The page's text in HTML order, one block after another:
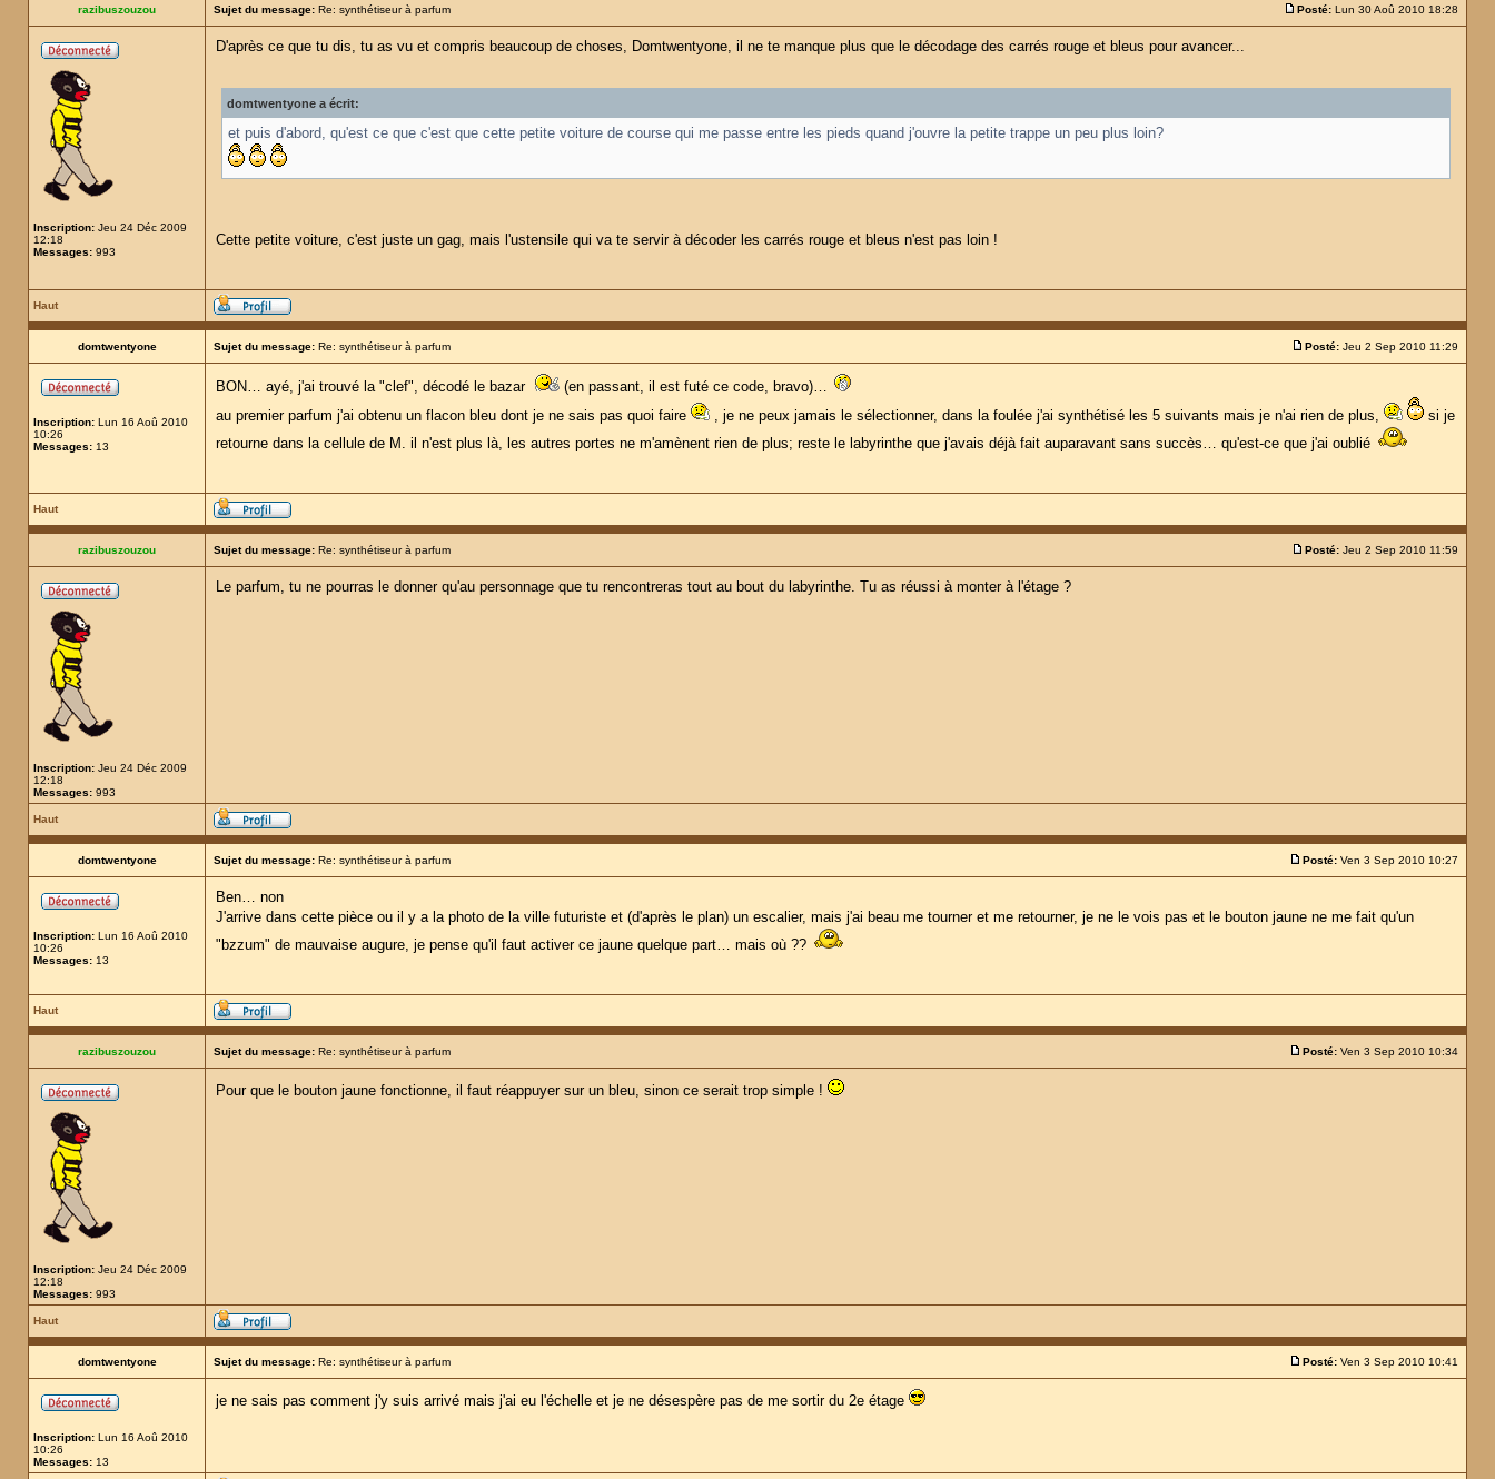
razibuszouzou Sujet du message: Re: synthétiseur à parfum Posté: Lun 30 Aoû 2010 18:28
Inscription: Jeu 24 Déc 2009
12:18
Messages: 993
D'après ce que tu dis, tu as vu et compris beaucoup de choses, Domtwentyone, il ne te manque plus que le décodage des carrés rouge et bleus pour avancer...
domtwentyone a écrit:
et puis d'abord, qu'est ce que c'est que cette petite voiture de course qui me passe entre les pieds quand j'ouvre la petite trappe un peu plus loin?
Cette petite voiture, c'est juste un gag, mais l'ustensile qui va te servir à décoder les carrés rouge et bleus n'est pas loin !
Haut
domtwentyone Sujet du message: Re: synthétiseur à parfum Posté: Jeu 2 Sep 2010 11:29
Inscription: Lun 16 Aoû 2010
10:26
Messages: 13
BON… ayé, j'ai trouvé la "clef", décodé le bazar
(en passant, il est futé ce code, bravo)…
au premier parfum j'ai obtenu un flacon bleu dont je ne sais pas quoi faire
, je ne peux jamais le sélectionner, dans la foulée j'ai synthétisé les 5 suivants mais je n'ai rien de plus,
si je
retourne dans la cellule de M. il n'est plus là, les autres portes ne m'amènent rien de plus; reste le labyrinthe que j'avais déjà fait auparavant sans succès… qu'est-ce que j'ai oublié
Haut
razibuszouzou Sujet du message: Re: synthétiseur à parfum Posté: Jeu 2 Sep 2010 11:59
Inscription: Jeu 24 Déc 2009
12:18
Messages: 993
Le parfum, tu ne pourras le donner qu'au personnage que tu rencontreras tout au bout du labyrinthe. Tu as réussi à monter à l'étage ?
Haut
domtwentyone Sujet du message: Re: synthétiseur à parfum Posté: Ven 3 Sep 2010 10:27
Inscription: Lun 16 Aoû 2010
10:26
Messages: 13
Ben… non
J'arrive dans cette pièce ou il y a la photo de la ville futuriste et (d'après le plan) un escalier, mais j'ai beau me tourner et me retourner, je ne le vois pas et le bouton jaune ne me fait qu'un
"bzzum" de mauvaise augure, je pense qu'il faut activer ce jaune quelque part… mais où ??
Haut
razibuszouzou Sujet du message: Re: synthétiseur à parfum Posté: Ven 3 Sep 2010 10:34
Inscription: Jeu 24 Déc 2009
12:18
Messages: 993
Pour que le bouton jaune fonctionne, il faut réappuyer sur un bleu, sinon ce serait trop simple !
Haut
domtwentyone Sujet du message: Re: synthétiseur à parfum Posté: Ven 3 Sep 2010 10:41
Inscription: Lun 16 Aoû 2010
10:26
Messages: 13
je ne sais pas comment j'y suis arrivé mais j'ai eu l'échelle et je ne désespère pas de me sortir du 2e étage